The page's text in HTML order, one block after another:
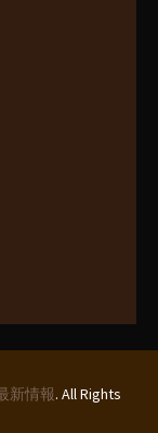
新情報. All Rights